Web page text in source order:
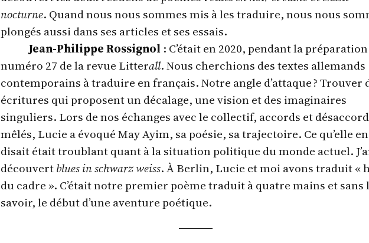
nocturne. Quand nous nous sommes mis à les traduire, nous nous
plongés aussi dans ses articles et ses essais.
Jean-Philippe Rossignol : C’était en 2020, pendant la
numéro 27 de la revue Litterall. Nous cherchions des textes allemands
contemporains à traduire en français. Notre angle d’attaque ? Trouver
écritures qui proposent un décalage, une vision et des imaginaires
singuliers. Lors de nos échanges avec le collectif, accords et
mêlés, Lucie a évoqué May Ayim, sa poésie, sa trajectoire. Ce qu’elle en
disait était troublant quant à la situation politique du monde actuel.
découvertblues in schwarz weiss. À Berlin, Lucie et moi avons traduit «
du cadre ». C’était notre premier poème traduit à quatre mains et sans
savoir, le début d’une aventure poétique.